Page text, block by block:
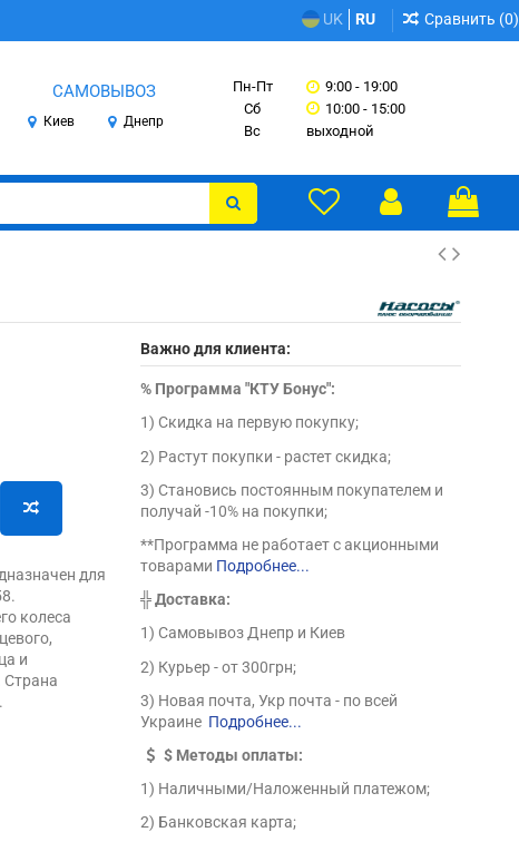
UK RU Сравнить (0)
САМОВЫВОЗ
Киев Днепр
Пн-Пт
Сб
Вс
9:00 - 19:00
10:00 - 15:00
выходной
для
колеса
и
Страна
Важно для клиента:
% Программа "КТУ Бонус":
1) Скидка на первую покупку;
2) Растут покупки - растет скидка;
3) Становись постоянным покупателем и
получай -10% на покупки;
**Программа не работает с акционными
товарами Подробнее...
╬Доставка:
1) Самовывоз Днепр и Киев
2) Курьер - от 300грн;
3) Новая почта, Укр почта - по всей
Украине Подробнее...
$ Методы оплаты:
1) Наличными/Наложенный платежом;
2) Банковская карта;